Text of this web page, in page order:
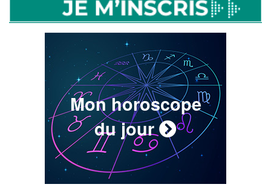
Mon horoscope
du jour